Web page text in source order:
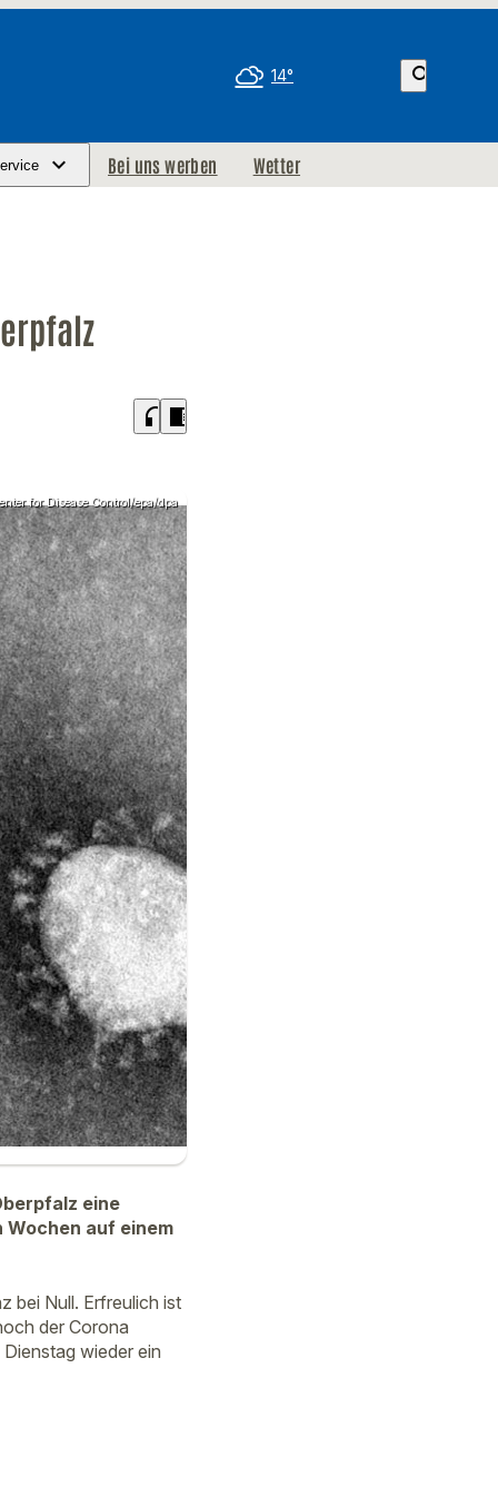
14° search
Bei uns werben Wetter
headphones chrome_reader_mode
for Disease Control/epa/dpa
eine
auf einem
bei Null. Erfreulich ist
der Corona
wieder ein